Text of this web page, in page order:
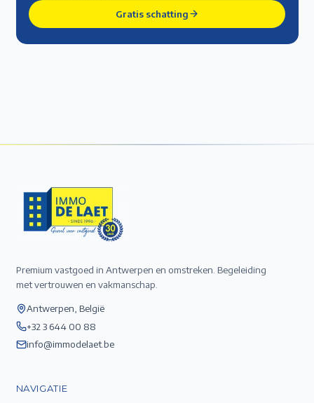
Gratis schatting
Premium vastgoed in Antwerpen en omstreken. Begeleiding
met vertrouwen en vakmanschap.
Antwerpen, België
+32 3 644 00 88
info@immodelaet.be
NAVIGATIE